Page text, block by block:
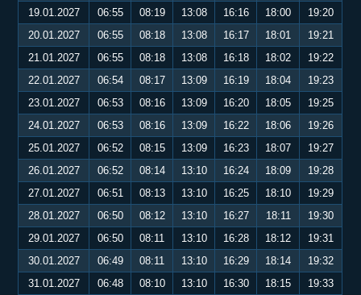
19.01.2027
06:55 08:19 13:08 16:16 18:00
19:20
20.01.2027
06:55 08:18 13:08 16:17 18:01
19:21
21.01.2027
06:55 08:18 13:08 16:18 18:02
19:22
22.01.2027
06:54 08:17 13:09 16:19 18:04
19:23
23.01.2027
06:53 08:16 13:09 16:20 18:05
19:25
24.01.2027
06:53 08:16 13:09 16:22 18:06
19:26
25.01.2027
06:52 08:15 13:09 16:23 18:07
19:27
26.01.2027
06:52 08:14 13:10 16:24 18:09
19:28
27.01.2027
06:51 08:13 13:10 16:25 18:10
19:29
28.01.2027
06:50 08:12 13:10 16:27 18:11
19:30
29.01.2027
06:50 08:11 13:10 16:28 18:12
19:31
30.01.2027
06:49 08:11 13:10 16:29 18:14
19:32
31.01.2027
06:48 08:10 13:10 16:30 18:15
19:33